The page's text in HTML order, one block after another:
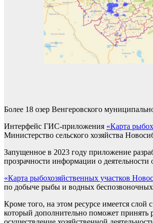
Более 18 озер Венгеровского
Интерфейс ГИС-приложения «Карта
Министерство сельского хозяйства
Запущенное в 2023 году приложение
прозрачности информации о
«Карта рыбохозяйственных участков
по добыче рыбы и водных
Кроме того, на этом ресурсе имеется
который дополнительно поможет принять